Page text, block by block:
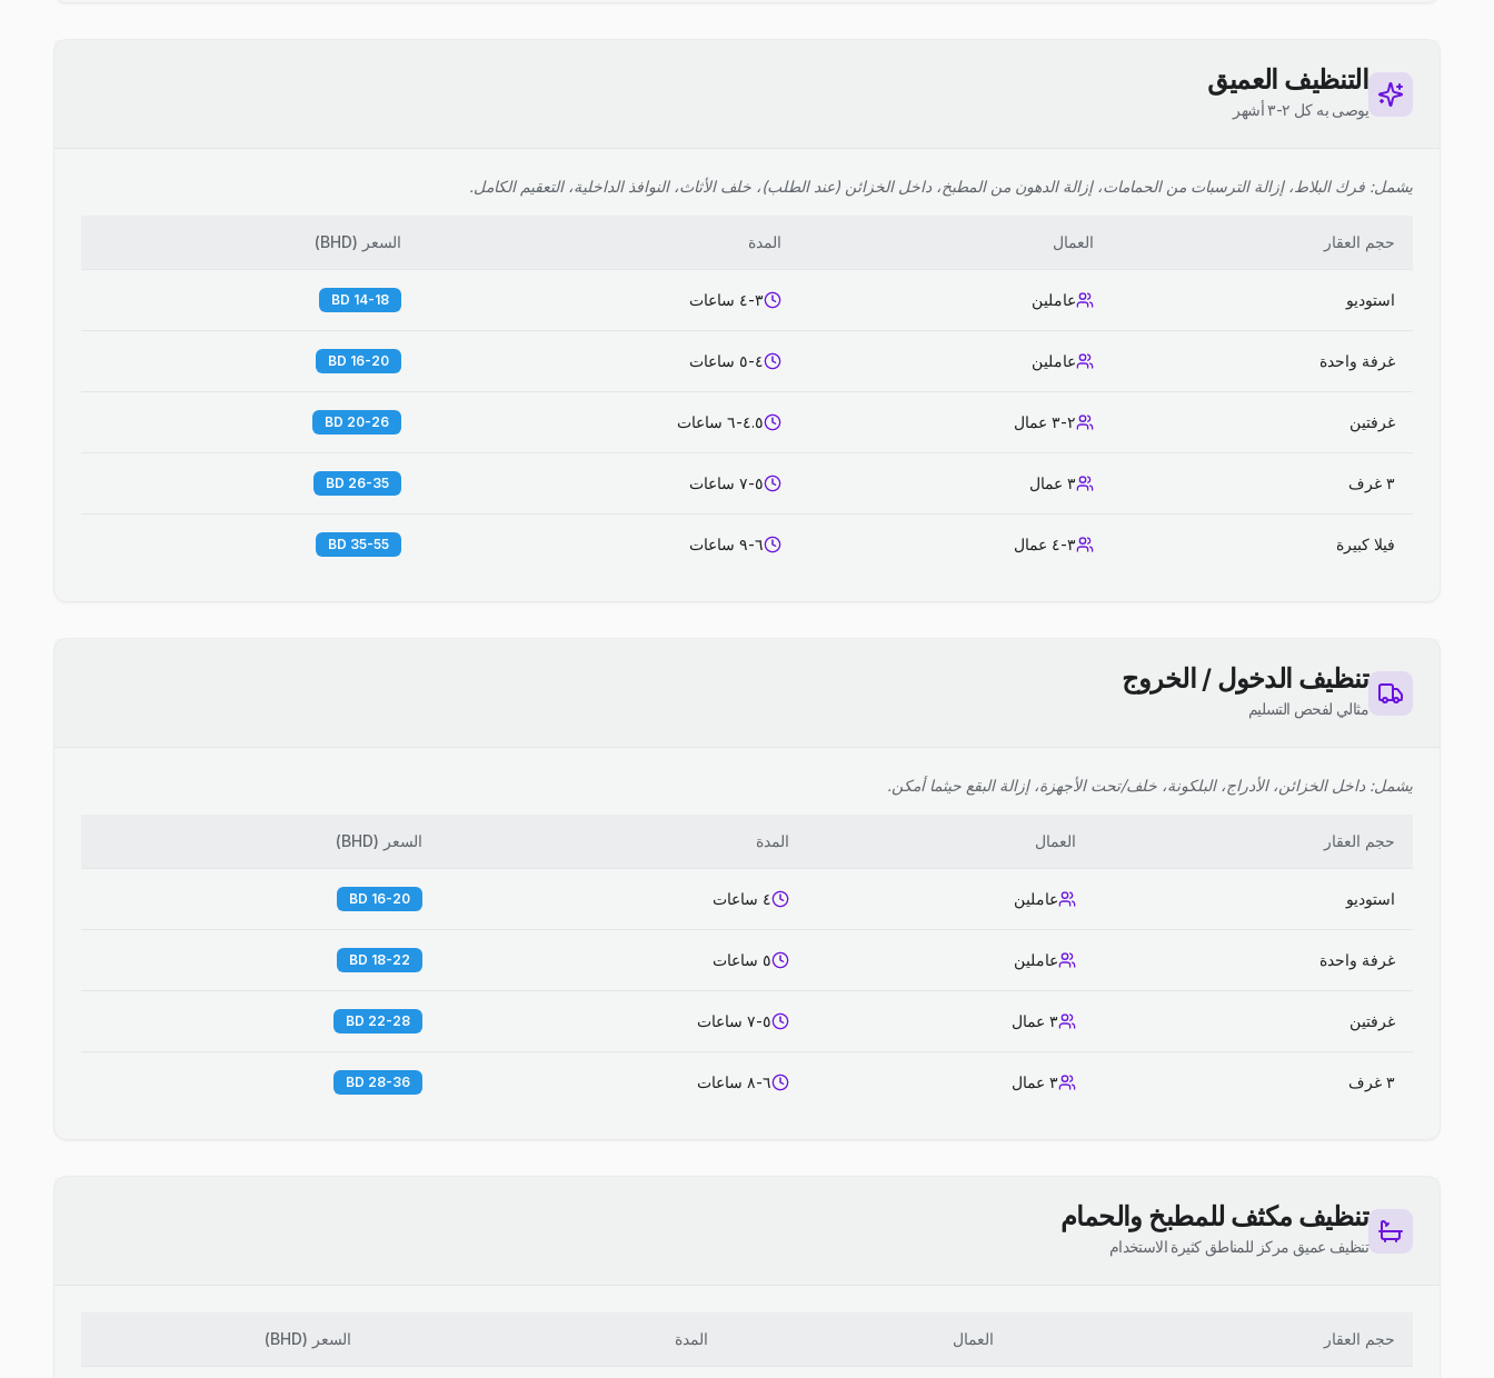
التنظيف العميق
يوصى به كل ٢-٣ أشهر
يشمل: فرك البلاط، إزالة الترسبات من الحمامات، إزالة الدهون من المطبخ، داخل الخزائن (عند الطلب)، خلف الأثاث، النوافذ الداخلية، التعقيم الكامل.
حجم العقار العمال المدة السعر (
BHD
)
استوديو عاملين ٣-٤ ساعات 14-18 BD
غرفة واحدة عاملين ٤-٥ ساعات 16-20 BD
غرفتين ٢-٣ عمال ٤.٥-٦ ساعات 20-26 BD
٣ غرف ٣ عمال ٥-٧ ساعات 26-35 BD
فيلا كبيرة ٣-٤ عمال ٦-٩ ساعات 35-55 BD
تنظيف الدخول / الخروج
مثالي لفحص التسليم
يشمل: داخل الخزائن، الأدراج، البلكونة، خلف/تحت الأجهزة، إزالة البقع حيثما أمكن.
حجم العقار العمال المدة السعر (
BHD
)
استوديو عاملين ٤ ساعات 16-20 BD
غرفة واحدة عاملين ٥ ساعات 18-22 BD
غرفتين ٣ عمال ٥-٧ ساعات 22-28 BD
٣ غرف ٣ عمال ٦-٨ ساعات 28-36 BD
تنظيف مكثف للمطبخ والحمام
تنظيف عميق مركز للمناطق كثيرة الاستخدام
حجم العقار العمال المدة السعر (
BHD
)